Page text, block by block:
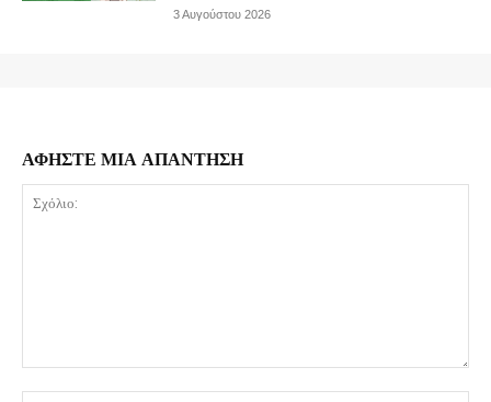
3 Αυγούστου 2026
ΑΦΗΣΤΕ ΜΙΑ ΑΠΑΝΤΗΣΗ